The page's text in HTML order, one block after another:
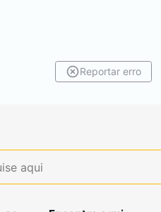
Reportar erro